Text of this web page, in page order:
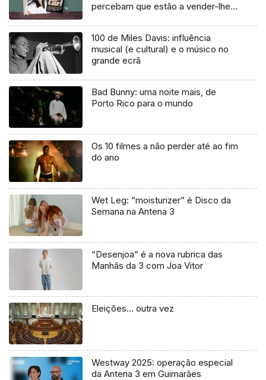
percebam que estão a vender-lhes
100 de Miles Davis: influência
musical (e cultural) e o músico no
grande ecrã
Bad Bunny: uma noite mais, de
Porto Rico para o mundo
Os 10 filmes a não perder até ao fim
do ano
Wet Leg: “moisturizer” é Disco da
Semana na Antena 3
“Desenjoa” é a nova rubrica das
Manhãs da 3 com Joa Vitor
Eleições… outra vez
Westway 2025: operação especial
da Antena 3 em Guimarães